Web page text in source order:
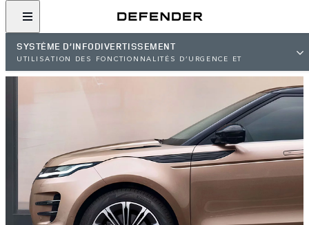
SYSTÈME D’INFODIVERTISSEMENT
UTILISATION DES FONCTIONNALITÉS D’URGENCE ET